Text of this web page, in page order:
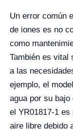
Un error común
de iones es no
como
También es vital
a las
ejemplo, el
agua por su
el YR01817-1
aire libre debido